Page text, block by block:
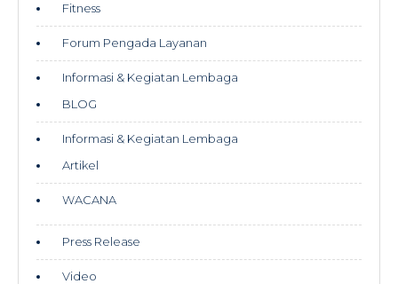
Fitness
Forum Pengada Layanan
Informasi & Kegiatan Lembaga
BLOG
Informasi & Kegiatan Lembaga
Artikel
WACANA
Press Release
Video